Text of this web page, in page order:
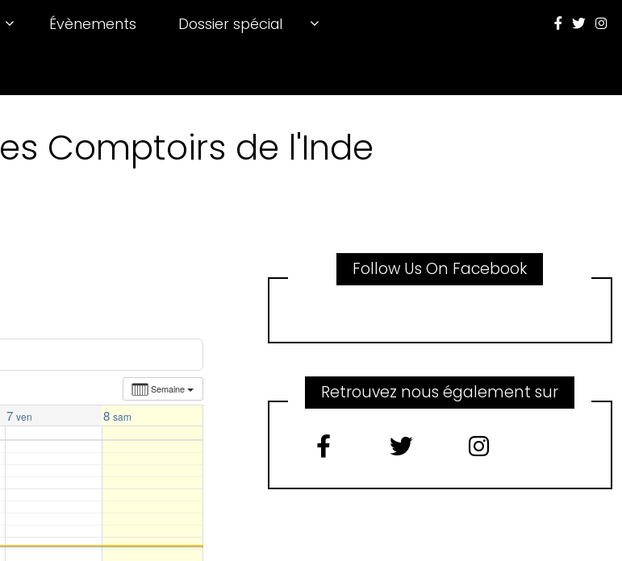
Évènements Dossier spécial
Comptoirs de l'Inde
Semaine
7 ven 8 sam
Follow Us On Facebook
Retrouvez nous également sur